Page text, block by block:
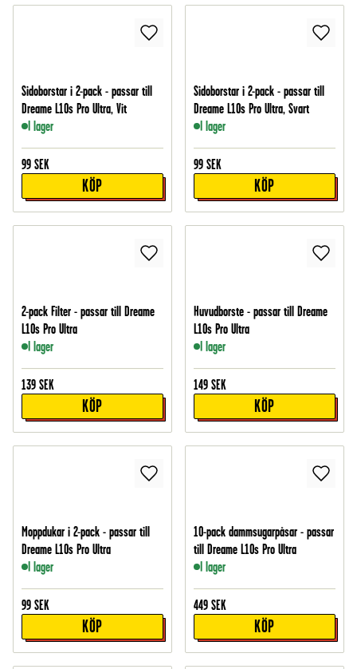
Sidoborstar i 2-pack - passar till
Dreame L10s Pro Ultra, Vit
I lager
99 SEK
KÖP
Sidoborstar i 2-pack - passar till
Dreame L10s Pro Ultra, Svart
I lager
99 SEK
KÖP
2-pack Filter - passar till Dreame
L10s Pro Ultra
I lager
139 SEK
KÖP
Huvudborste - passar till Dreame
L10s Pro Ultra
I lager
149 SEK
KÖP
Moppdukar i 2-pack - passar till
Dreame L10s Pro Ultra
I lager
99 SEK
KÖP
10-pack dammsugarpåsar - passar
till Dreame L10s Pro Ultra
I lager
449 SEK
KÖP